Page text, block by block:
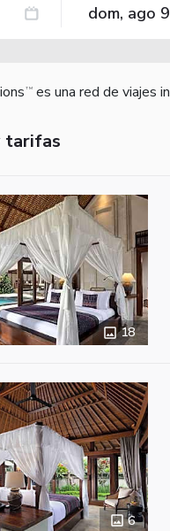
TM es una red de viajes
tarifas
18
6